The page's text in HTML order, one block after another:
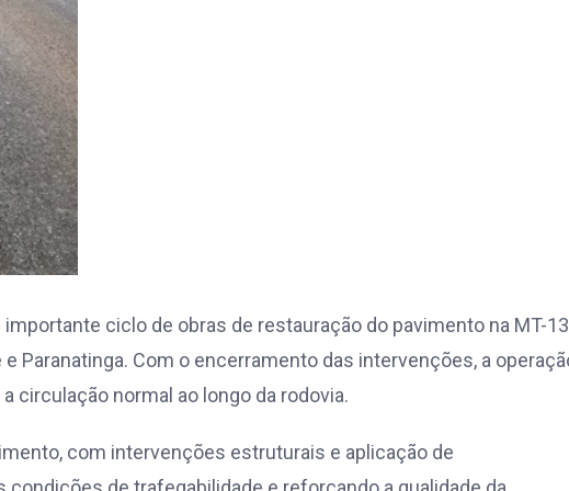
ciclo de obras de restauração do pavimento na MT-
Paranatinga. Com o encerramento das intervenções, a
circulação normal ao longo da rodovia.
com intervenções estruturais e aplicação de